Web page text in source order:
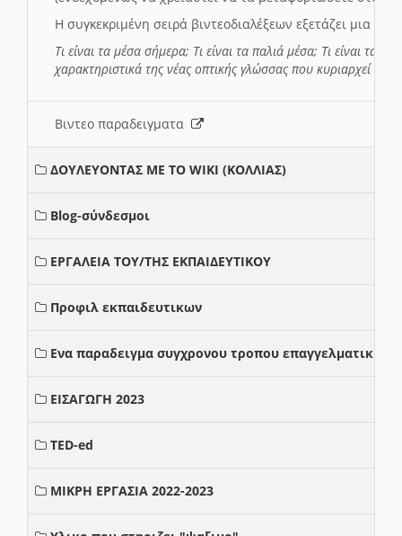
Η συγκεκριμένη σειρά βιντεοδιαλέξεων εξετάζει μια
Τι είναι τα μέσα σήμερα; Τι είναι τα παλιά μέσα; Τι είναι τα
χαρακτηριστικά της νέας οπτικής γλώσσας που κυριαρχεί
Βιντεο παραδειγματα
ΔΟΥΛΕΥΟΝΤΑΣ ΜΕ ΤΟ WIKI (ΚΟΛΛΙΑΣ)
Blog-σύνδεσμοι
ΕΡΓΑΛΕΙΑ ΤΟΥ/ΤΗΣ ΕΚΠΑΙΔΕΥΤΙΚΟΥ
Προφιλ εκπαιδευτικων
Ενα παραδειγμα συγχρονου τροπου επαγγελματικης
ΕΙΣΑΓΩΓΗ 2023
TED-ed
ΜΙΚΡΗ ΕΡΓΑΣΙΑ 2022-2023